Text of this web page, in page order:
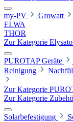
my-PV Growatt
ELWA
THOR
Zur Kategorie
PUROTAP Geräte
Reinigung
Zur Kategorie
Zur Kategorie
Solarbefestigung